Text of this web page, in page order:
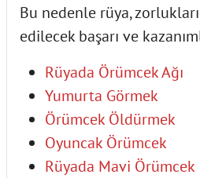
Bu nedenle rüya,
edilecek başarı ve
Rüyada Örümcek Ağı
Yumurta Görmek
Örümcek Öldürmek
Oyuncak Örümcek
Rüyada Mavi Örümcek